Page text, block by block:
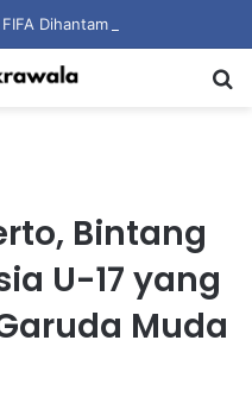
Bintang
U-17 yang
Muda